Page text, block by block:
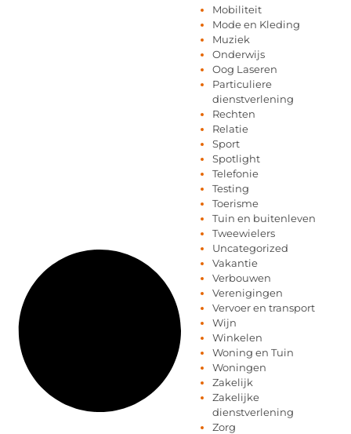
Mobiliteit
Mode en Kleding
Muziek
Onderwijs
Oog Laseren
Particuliere
dienstverlening
Rechten
Relatie
Sport
Spotlight
Telefonie
Testing
Toerisme
Tuin en buitenleven
Tweewielers
Uncategorized
Vakantie
Verbouwen
Verenigingen
Vervoer en transport
Wijn
Winkelen
Woning en Tuin
Woningen
Zakelijk
Zakelijke
dienstverlening
Zorg